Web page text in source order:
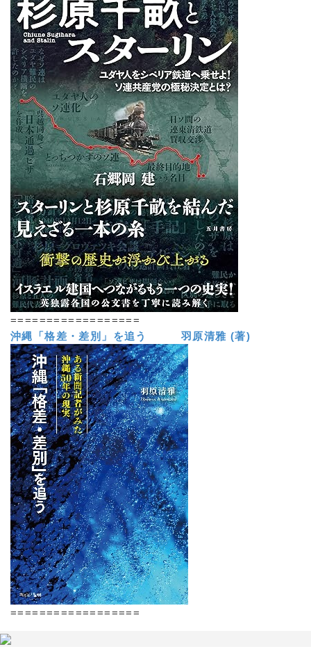
==================
沖縄「格差・差別」を追う 羽原清雅 (著)
==================